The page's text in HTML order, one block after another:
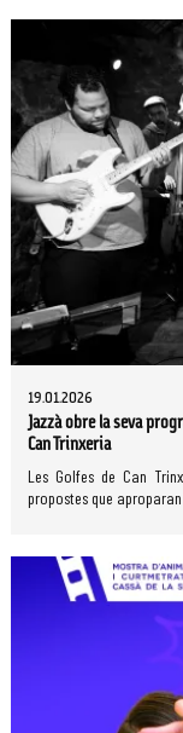
19.01.2026
Jazzà obre la seva
Can Trinxeria
Les Golfes de Can
propostes que